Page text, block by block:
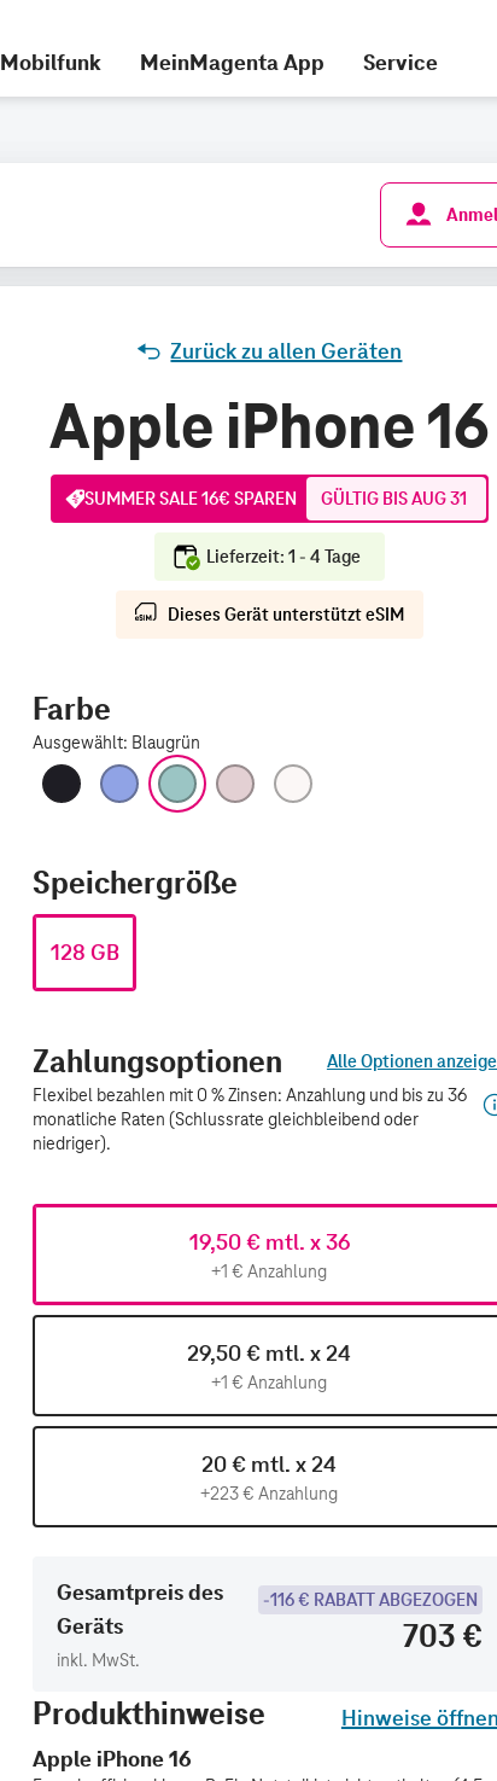
Mobilfunk MeinMagenta App Service
Zurück zu allen Geräten
Apple iPhone 16
SUMMER SALE 16€ SPAREN GÜLTIG BIS AUG 31
Lieferzeit: 1 - 4 Tage
Dieses Gerät unterstützt eSIM
Farbe
Ausgewählt: Blaugrün
SchwarzUltramarinBlaugrün Pink
Speichergröße
128 GB
Zahlungsoptionen
Alle Optionen
Flexibel bezahlen mit 0 % Zinsen: Anzahlung und bis zu 36
monatliche Raten (Schlussrate gleichbleibend oder
niedriger).
19,50 € mtl. x 36
+1 € Anzahlung
29,50 € mtl. x 24
+1 € Anzahlung
20 € mtl. x 24
+223 € Anzahlung
Gesamtpreis des
Geräts
inkl. MwSt.
-116 € RABATT ABGEZOGEN
703 €
Produkthinweise
Hinweise
Apple iPhone 16